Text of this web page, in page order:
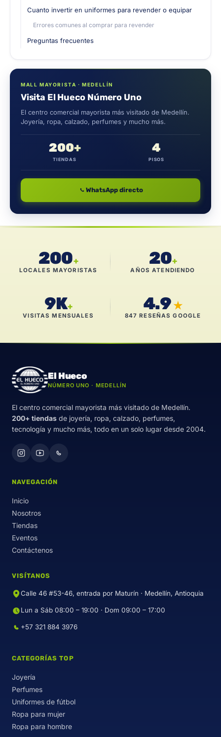
Cuanto invertir en uniformes para revender o equipar
Errores comunes al comprar para revender
Preguntas frecuentes
MALL MAYORISTA · MEDELLÍN
Visita El Hueco Número Uno
El centro comercial mayorista más visitado de Medellín.
Joyería, ropa, calzado, perfumes y mucho más.
200+
TIENDAS
4
PISOS
WhatsApp directo
200+
LOCALES MAYORISTAS
20+
AÑOS ATENDIENDO
9K+
VISITAS MENSUALES
4.9 ★
847 RESEÑAS GOOGLE
El Hueco
NÚMERO UNO · MEDELLÍN
El centro comercial mayorista más visitado de Medellín.
200+ tiendas de joyería, ropa, calzado, perfumes,
tecnología y mucho más, todo en un solo lugar desde 2004.
NAVEGACIÓN
Inicio
Nosotros
Tiendas
Eventos
Contáctenos
VISÍTANOS
Calle 46 #53-46, entrada por Maturín · Medellín, Antioquia
Lun a Sáb 08:00 – 19:00 · Dom 09:00 – 17:00
+57 321 884 3976
CATEGORÍAS TOP
Joyería
Perfumes
Uniformes de fútbol
Ropa para mujer
Ropa para hombre